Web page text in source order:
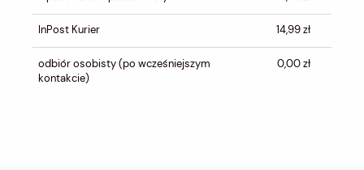
InPost Kurier 14,99 zł
odbiór osobisty(po wcześniejszym
kontakcie)
0,00 zł